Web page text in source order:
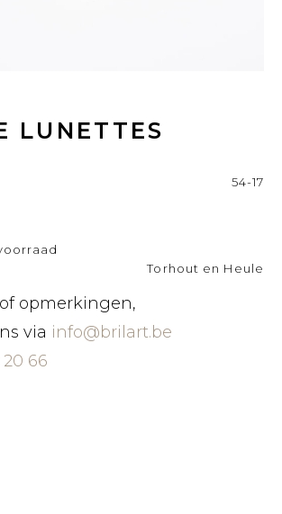
LUNETTES
54-17
Torhout en Heule
opmerkingen,
via info@brilart.be
66